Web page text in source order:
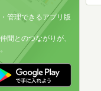
管理できるアプリ版
間とのつながりが、